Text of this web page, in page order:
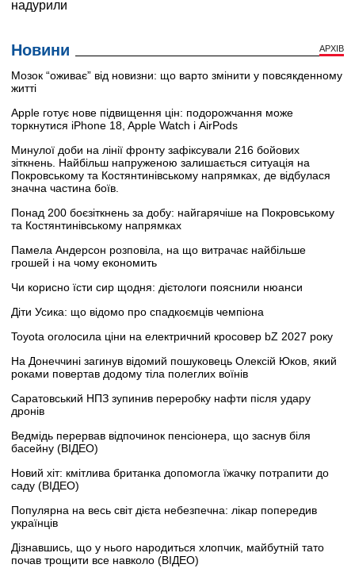
Новини АРХІВ
Мозок “оживає” від новизни: що варто змінити у повсякденному
житті
Apple готує нове підвищення цін: подорожчання може
торкнутися iPhone 18, Apple Watch і AirPods
Минулої доби на лінії фронту зафіксували 216 бойових
зіткнень. Найбільш напруженою залишається ситуація на
Покровському та Костянтинівському напрямках, де відбулася
значна частина боїв.
Понад 200 боєзіткнень за добу: найгарячіше на Покровському
та Костянтинівському напрямках
Памела Андерсон розповіла, на що витрачає найбільше
грошей і на чому економить
Чи корисно їсти сир щодня: дієтологи пояснили нюанси
Діти Усика: що відомо про спадкоємців чемпіона
Toyota оголосила ціни на електричний кросовер bZ 2027 року
На Донеччині загинув відомий пошуковець Олексій Юков, який
роками повертав додому тіла полеглих воїнів
Саратовський НПЗ зупинив переробку нафти після удару
дронів
Ведмідь перервав відпочинок пенсіонера, що заснув біля
басейну (ВІДЕО)
Новий хіт: кмітлива британка допомогла їжачку потрапити до
саду (ВІДЕО)
Популярна на весь світ дієта небезпечна: лікар попередив
українців
Дізнавшись, що у нього народиться хлопчик, майбутній тато
почав трощити все навколо (ВІДЕО)